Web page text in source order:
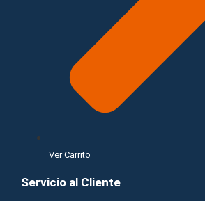
Ver Carrito
Servicio al Cliente